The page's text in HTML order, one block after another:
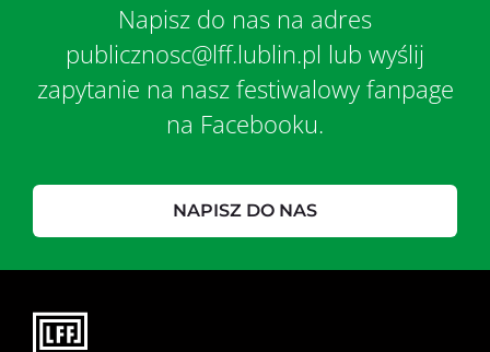
Napisz do nas na adres
publicznosc@lff.lublin.pl lub wyślij
zapytanie na nasz festiwalowy fanpage
na Facebooku.
NAPISZ DO NAS